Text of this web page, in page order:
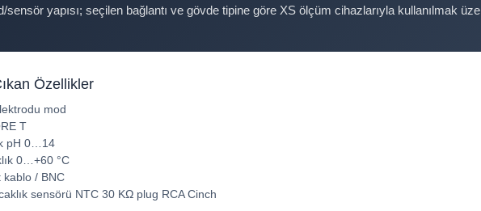
sensör yapısı; seçilen bağlantı ve gövde tipine göre XS ölçüm cihazlarıyla kullanılmak
Özellikler
mod
T
pH 0…14
0…+60 °C
kablo / BNC
sensörü NTC 30 KΩ plug RCA Cinch